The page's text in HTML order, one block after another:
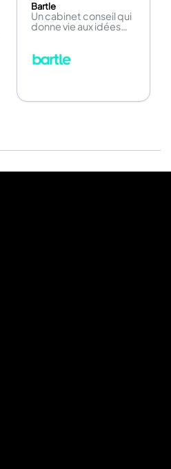
Bartle
Un cabinet conseil qui
donne vie aux idées